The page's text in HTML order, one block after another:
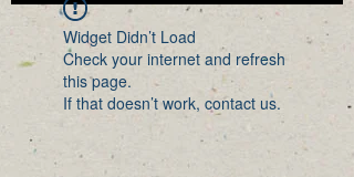
Widget Didn’t Load
Check your internet and refresh
this page.
If that doesn’t work, contact us.